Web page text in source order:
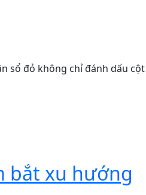
sổ đỏ không chỉ đánh dấu
bắt xu hướng